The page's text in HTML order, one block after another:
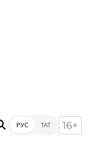
РУС ТАТ 16+